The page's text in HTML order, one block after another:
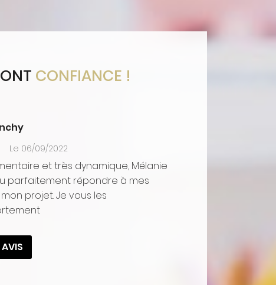
CONFIANCE !
Le 06/09/2022
et très dynamique, Mélanie
parfaitement répondre à mes
projet. Je vous les